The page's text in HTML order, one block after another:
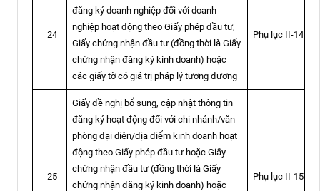
24
đăng ký doanh nghiệp đối với doanh
nghiệp hoạt động theo Giấy phép đầu tư,
Giấy chứng nhận đầu tư (đồng thời là Giấy
chứng nhận đăng ký kinh doanh) hoặc
các giấy tờ có giá trị pháp lý tương đương
Phụ lục II-14
25
Giấy đề nghị bổ sung, cập nhật thông tin
đăng ký hoạt động đối với chi nhánh/văn
phòng đại diện/địa điểm kinh doanh hoạt
động theo Giấy phép đầu tư hoặc Giấy
chứng nhận đầu tư (đồng thời là Giấy
chứng nhận đăng ký kinh doanh) hoặc
Phụ lục II-15